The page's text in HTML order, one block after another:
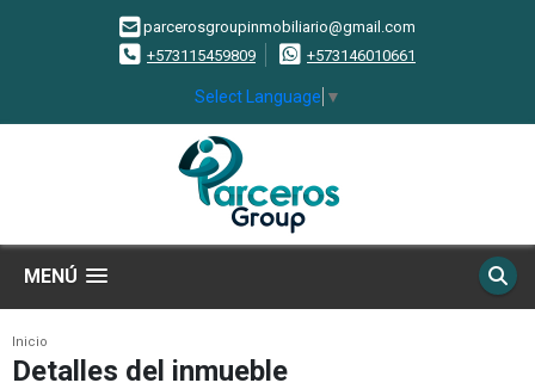
parcerosgroupinmobiliario@gmail.com
+573115459809
+573146010661
Select Language ▼
MENÚ
Inicio
Detalles del inmueble